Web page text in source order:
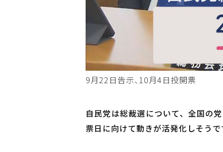
9月22日告示、10月4日投開票
自民党は総裁選について、全国の
票日に向けて動きが活発化しそうで